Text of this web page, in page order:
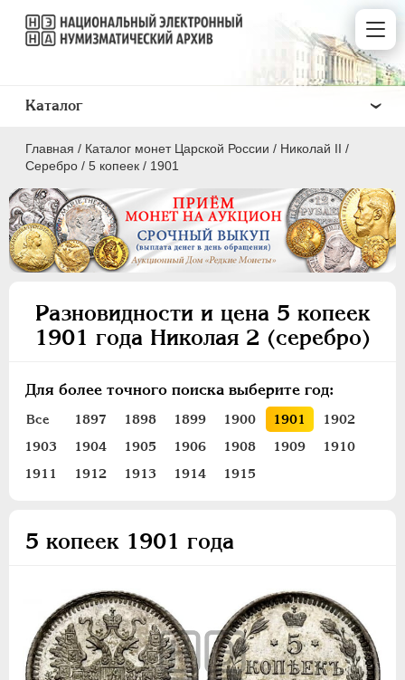
Главная / Каталог монет Царской России / Николай II /
Серебро / 5 копеек / 1901
Разновидности и цена 5 копеек
1901 года Николая 2 (серебро)
Для более точного поиска выберите год:
Все 1897 1898 1899 1900 1901
1902
1903
1904 1905 1906 1908 1909
1910
1911
1912 1913 1914 1915
5 копеек 1901 года
Каталог
ПEТР I 1699 - 1725
ПЕТР II 1727-1729
АННА ИОАННОВНА 1730-1740
ЕЛИЗАВЕТА 1741-1762
ПЕТР III
1762-1762
ЕКАТЕРИНА II
1762-1796
ПАВЕЛ I 1796-1801
АЛЕКСАНДР II 1855-1881
НИКОЛАЙ II 1894-1917
Золото
Серебро